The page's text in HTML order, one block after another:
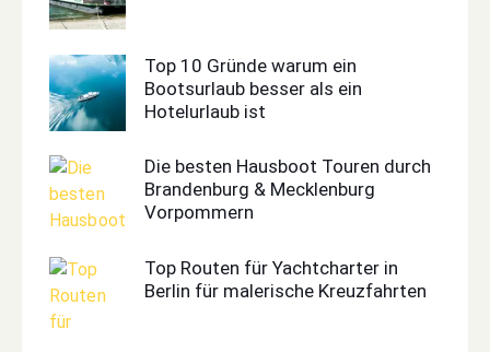
Top 10 Gründe warum ein
Bootsurlaub besser als ein
Hotelurlaub ist
Die besten Hausboot Touren durch
Brandenburg & Mecklenburg
Vorpommern
Top Routen für Yachtcharter in
Berlin für malerische Kreuzfahrten